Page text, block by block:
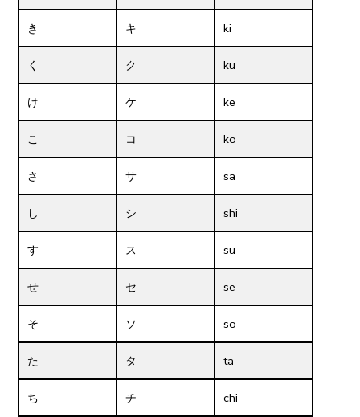
き キ ki
く ク ku
け ケ ke
こ コ ko
さ サ sa
し シ shi
す ス su
せ セ se
そ ソ so
た タ ta
ち チ chi